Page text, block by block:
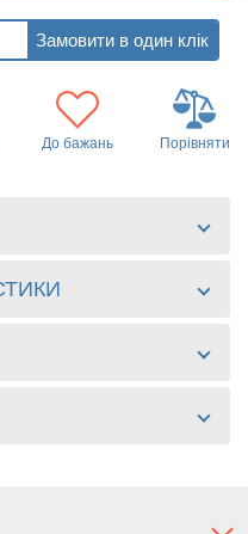
До бажань Порівняти